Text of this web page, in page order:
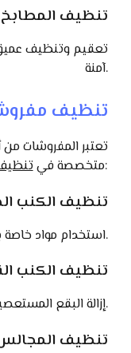
تنظيف المطابخ
تعقيم وتنظيف
آمنة.
تنظيف
تعتبر المفروشات
متخصصة فيتنظيف تشمل:
تنظيف الكنب
استخدام مواد خاصة بالجلد تحافظ على نعومته ولمعانه.
تنظيف الكنب
إزالة البقع المستعصية والعناية بأنسجة القماش المختلفة.
تنظيف المجالس